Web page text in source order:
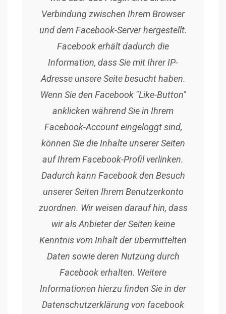
Verbindung zwischen Ihrem Browser
und dem Facebook-Server hergestellt.
Facebook erhält dadurch die
Information, dass Sie mit Ihrer IP-
Adresse unsere Seite besucht haben.
Wenn Sie den Facebook "Like-Button"
anklicken während Sie in Ihrem
Facebook-Account eingeloggt sind,
können Sie die Inhalte unserer Seiten
auf Ihrem Facebook-Profil verlinken.
Dadurch kann Facebook den Besuch
unserer Seiten Ihrem Benutzerkonto
zuordnen. Wir weisen darauf hin, dass
wir als Anbieter der Seiten keine
Kenntnis vom Inhalt der übermittelten
Daten sowie deren Nutzung durch
Facebook erhalten. Weitere
Informationen hierzu finden Sie in der
Datenschutzerklärung von facebook